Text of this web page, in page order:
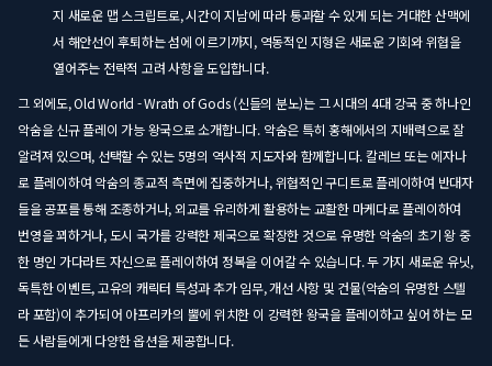
지 새로운 맵 스크립트로, 시간이 지남에 따라 통과할 수 있게 되는 거대한 산맥에
서 해안선이 후퇴하는 섬에 이르기까지, 역동적인 지형은 새로운 기회와 위협을
열어주는 전략적 고려 사항을 도입합니다.
그 외에도, Old World - Wrath of Gods (신들의 분노)는 그 시대의 4대 강국 중 하나인
악숨을 신규 플레이 가능 왕국으로 소개합니다. 악숨은 특히 홍해에서의 지배력으로 잘
알려져 있으며, 선택할 수 있는 5명의 역사적 지도자와 함께합니다. 칼레브 또는 에자나
로 플레이하여 악숨의 종교적 측면에 집중하거나, 위협적인 구디트로 플레이하여 반대자
들을 공포를 통해 조종하거나, 외교를 유리하게 활용하는 교활한 마케다로 플레이하여
번영을 꾀하거나, 도시 국가를 강력한 제국으로 확장한 것으로 유명한 악숨의 초기 왕 중
한 명인 가다라트 자신으로 플레이하여 정복을 이어갈 수 있습니다. 두 가지 새로운 유닛,
독특한 이벤트, 고유의 캐릭터 특성과 추가 임무, 개선 사항 및 건물(악숨의 유명한 스텔
라 포함)이 추가되어 아프리카의 뿔에 위치한 이 강력한 왕국을 플레이하고 싶어 하는 모
든 사람들에게 다양한 옵션을 제공합니다.